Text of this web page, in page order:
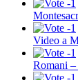
Video a
Romani